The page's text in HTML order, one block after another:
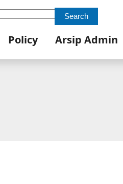
Search
Policy Arsip Admin